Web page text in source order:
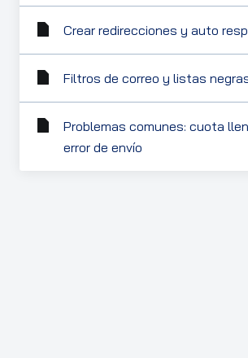
Crear redirecciones y auto
Filtros de correo y listas
Problemas comunes: cuota
error de envío